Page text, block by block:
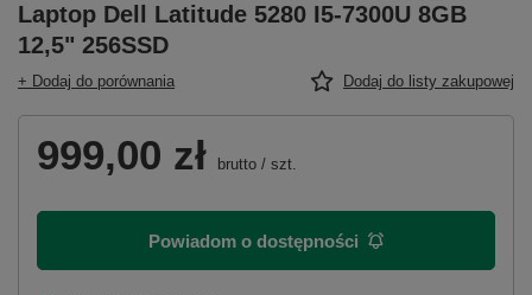
Laptop Dell Latitude 5280 I5-7300U 8GB
12,5" 256SSD
+ Dodaj do porównania Dodaj do listy zakupowej
999,00 zł brutto / szt.
Powiadom o dostępności